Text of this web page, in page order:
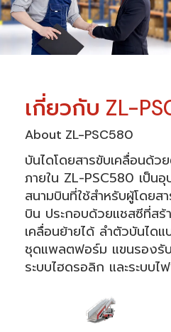
เกี่ยวกับ ZL-
About ZL-PSC580
บันไดโดยสารขับเคลื่อนด้ว
ภายใน ZL-PSC580 เป็
สนามบินที่ใช้สำหรับผู้โดยส
บิน ประกอบด้วยแชสซีที่สร้
เคลื่อนย้ายได้ ลำตัวบันได
ชุดแพลตฟอร์ม แขนรองรั
ระบบไฮดรอลิก และระบบไ